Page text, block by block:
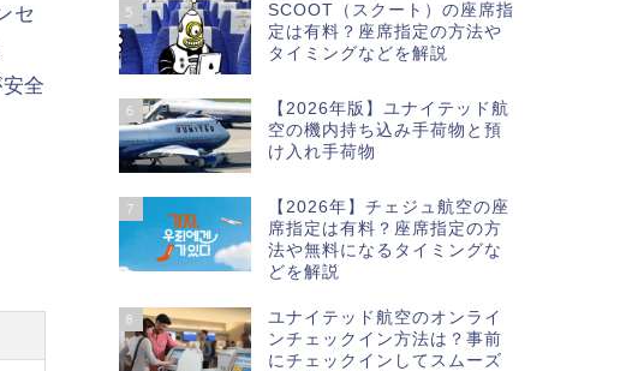
セ
全
5
SCOOT（スクート）の座席指
定は有料？座席指定の方法や
タイミングなどを解説
6
【2026年版】ユナイテッド航
空の機内持ち込み手荷物と預
け入れ手荷物
7
【2026年】チェジュ航空の座
席指定は有料？座席指定の方
法や無料になるタイミングな
どを解説
8
ユナイテッド航空のオンライ
ンチェックイン方法は？事前
にチェックインしてスムーズ